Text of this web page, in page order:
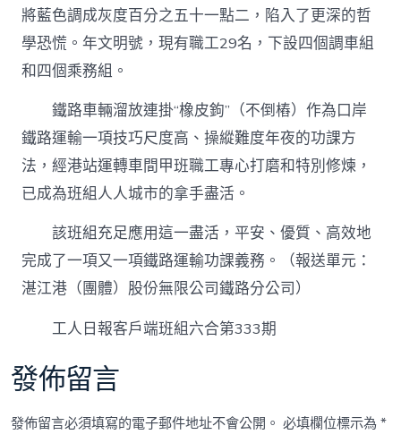
將藍色調成灰度百分之五十一點二，陷入了更深的哲
學恐慌。年文明號，現有職工29名，下設四個調車組
和四個乘務組。
鐵路車輛溜放連掛“橡皮鉤”（不倒樁）作為口岸
鐵路運輸一項技巧尺度高、操縱難度年夜的功課方
法，經港站運轉車間甲班職工專心打磨和特別修煉，
已成為班組人人城市的拿手盡活。
該班組充足應用這一盡活，平安、優質、高效地
完成了一項又一項鐵路運輸功課義務。（報送單元：
湛江港（團體）股份無限公司鐵路分公司）
工人日報客戶端班組六合第333期
發佈留言
發佈留言必須填寫的電子郵件地址不會公開。 必填欄位標示為*